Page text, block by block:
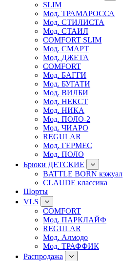
SLIM
Мод. ТРАМАРОССА
Мод. СТИЛИСТА
Мод. СТАИЛ
COMFORT SLIM
Мод. СМАРТ
Мод. ДЖЕТА
COMFORT
Мод. БАГГИ
Мод. БУГАТИ
Мод. ВИЛБИ
Мод. НЕКСТ
Мод. НИКА
Мод. ПОЛО-2
Мод. ЧИАРО
REGULAR
Мод. ГЕРМЕС
Мод. ПОЛО
Брюки ДЕТСКИЕ
BATTLE BORN кэжуал
CLAUDE классика
Шорты
VLS
COMFORT
Мод. ПАРКЛАЙФ
REGULAR
Мод. Алмодо
Мод. ТРАФФИК
Распродажа